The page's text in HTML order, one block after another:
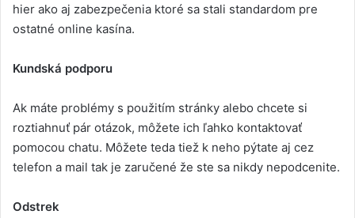
hier ako aj zabezpečenia ktoré sa stali standardom pre
ostatné online kasína.
Kundská podporu
Ak máte problémy s použitím stránky alebo chcete si
roztiahnuť pár otázok, môžete ich ľahko kontaktovať
pomocou chatu. Môžete teda tiež k neho pýtate aj cez
telefon a mail tak je zaručené že ste sa nikdy nepodcenite.
Odstrek